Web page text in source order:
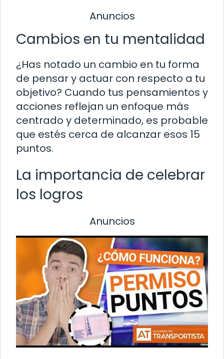
Anuncios
Cambios en tu mentalidad
¿Has notado un cambio en tu forma
de pensar y actuar con respecto a tu
objetivo? Cuando tus pensamientos y
acciones reflejan un enfoque más
centrado y determinado, es probable
que estés cerca de alcanzar esos 15
puntos.
La importancia de celebrar
los logros
Anuncios